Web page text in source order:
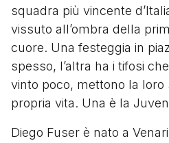
squadra più vincente
vissuto all’ombra della
cuore. Una festeggia in
spesso, l’altra ha i tifosi
vinto poco, mettono la loro
propria vita. Una è la
Diego Fuser è nato a